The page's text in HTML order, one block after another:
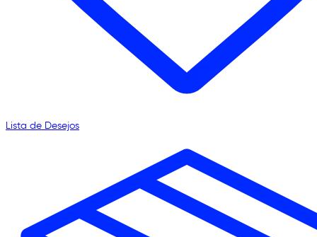
Lista de Desejos